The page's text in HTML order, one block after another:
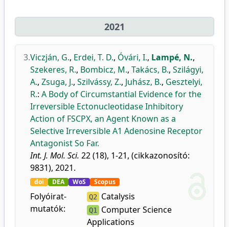
2021
3.Viczján, G., Erdei, T. D., Óvári, I., Lampé, N.,
Szekeres, R., Bombicz, M., Takács, B., Szilágyi,
A., Zsuga, J., Szilvássy, Z., Juhász, B., Gesztelyi,
R.: A Body of Circumstantial Evidence for the
Irreversible Ectonucleotidase Inhibitory
Action of FSCPX, an Agent Known as a
Selective Irreversible A1 Adenosine Receptor
Antagonist So Far.
Int. J. Mol. Sci. 22 (18), 1-21, (cikkazonosító:
9831), 2021.
doi DEA WoS Scopus
Folyóirat-
mutatók:
Q2 Catalysis
Q1
Computer Science
Applications